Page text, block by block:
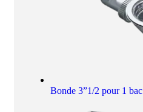
Bonde 3”1/2 pour 1 bac